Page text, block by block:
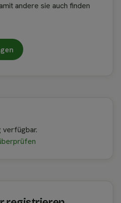
andere sie auch finden
verfügbar.